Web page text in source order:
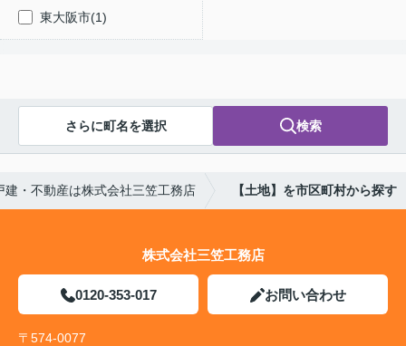
東大阪市(1)
さらに町名を選択 検索
建・不動産は株式会社三笠工務店 【土地】を市区町村から探す
株式会社三笠工務店
0120-353-017 お問い合わせ
〒574-0077